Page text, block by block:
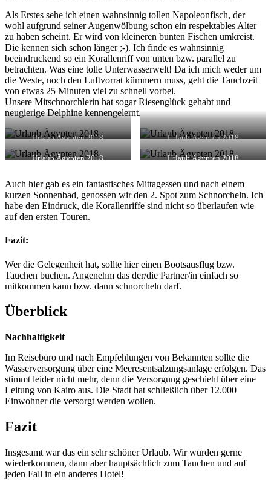
Als Erstes sehe ich einen wahnsinnig tollen Napoleonfisch, der
wohl aufgrund seiner Augenwölbung schon ein respektables Alter
zu haben scheint. Er wird von kleineren bunten Fischen umkreist.
Die kennen sich schon länger ;-). Ich finde es wahnsinnig
beeindruckend so ein Korallenriff von unten bzw. parallel zu
betrachten. Was eine tolle Unterwasserwelt! Da ich mich weder um
die Weste, noch den Luftvorrat kümmern muss, geht die Tauchzeit
von etwas 25 Minuten viel zu schnell vorbei.
Unsere Mitschnorchlerin hat sogar Riesenglück gehabt und
neugierige Delphine kennengelernt.
Urlaub Ägypten 2018 Urlaub Ägypten 2018
Urlaub Ägypten 2018 Urlaub Ägypten 2018
Auch hier gab es ein fantastisches Mittagessen und nach einem
kurzen Sonnenbad, genossen wir den 2. Spot zum Schnorcheln. Ich
habe den Eindruck, die Korallenriffe sind nicht so überlaufen wie
auf den ersten Touren.
Fazit:
Wer die Gelegenheit hat, sollte hier einen Bootsausflug bzw.
Tauchen buchen. Angenehm das der/die Partner/in einfach so
mitkommen kann bzw. dann schnorcheln darf.
Überblick
Nachhaltigkeit
Im Reisebüro und nach Empfehlungen von Bekannten sollte die
Wasserversorgung über eine Meeresentsalzungsanlage erfolgen. Das
stimmt leider nicht mehr, denn die Versorgung geschieht über eine
Leitung von Kairo aus. Die Stadt hat schließlich über 12.000
Einwohner die versorgt werden wollen.
Fazit
Insgesamt war das ein sehr schöner Urlaub. Wir würden gerne
wiederkommen, dann aber hauptsächlich zum Tauchen und auf
jeden Fall in ein anderes Hotel!